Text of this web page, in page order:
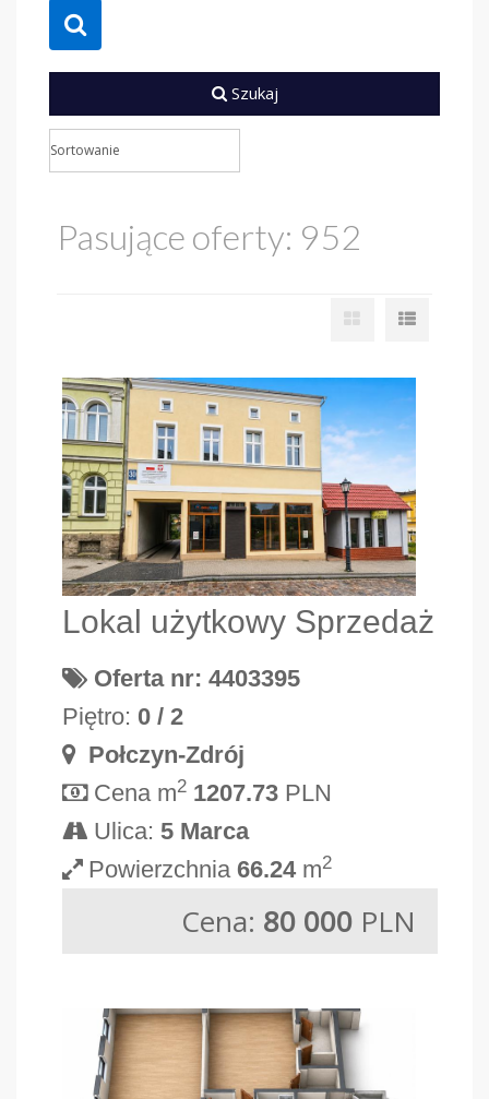
Szukaj
Pasujące oferty: 952
Lokal użytkowy Sprzedaż
Oferta nr: 4403395
Piętro: 0 / 2
Połczyn-Zdrój
Cena m2 1207.73 PLN
Ulica:5 Marca
Powierzchnia66.24 m2
Cena: 80 000 PLN